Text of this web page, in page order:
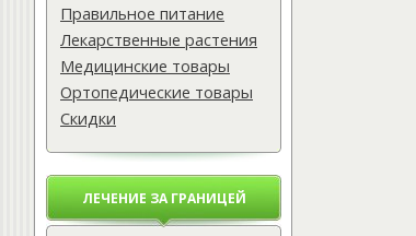
Правильное питание
Лекарственные растения
Медицинские товары
Ортопедические товары
Скидки
ЛЕЧЕНИЕ ЗА ГРАНИЦЕЙ